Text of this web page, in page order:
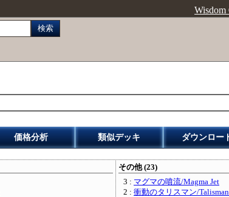
Wisdom
検索
価格分析 類似デッキ ダウンロー
その他 (23)
3 : マグマの噴流/Magma Jet
2 : 衝動のタリスマン/